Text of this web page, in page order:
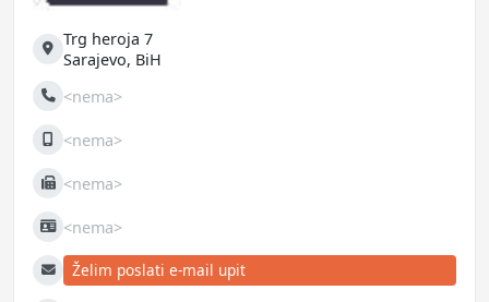
Adresa
Trg heroja 7
Sarajevo, BiH
Telefon<nema>
Mobilni<nema>
Fax <nema>
JIB <nema>
E-mailŽelim poslati e-mail upit